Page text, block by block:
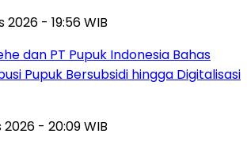
- 19:56 WIB
dan PT Pupuk Indonesia Bahas
Pupuk Bersubsidi hingga Digitalisasi
- 20:09 WIB